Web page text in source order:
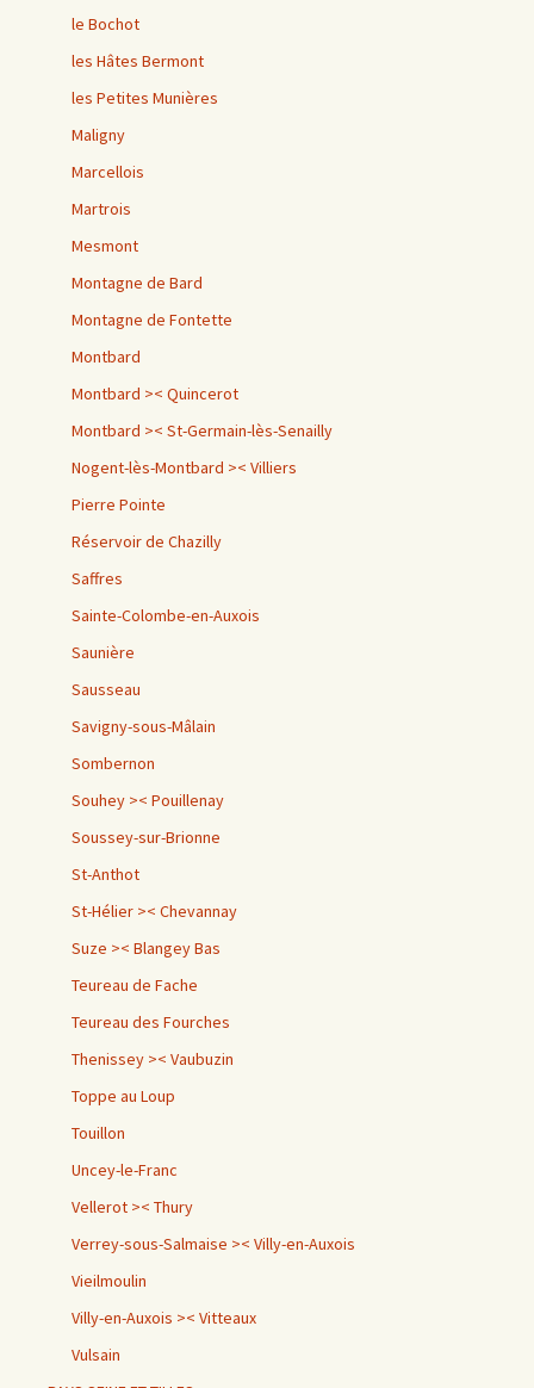
le Bochot
les Hâtes Bermont
les Petites Munières
Maligny
Marcellois
Martrois
Mesmont
Montagne de Bard
Montagne de Fontette
Montbard
Montbard >< Quincerot
Montbard >< St-Germain-lès-Senailly
Nogent-lès-Montbard >< Villiers
Pierre Pointe
Réservoir de Chazilly
Saffres
Sainte-Colombe-en-Auxois
Saunière
Sausseau
Savigny-sous-Mâlain
Sombernon
Souhey >< Pouillenay
Soussey-sur-Brionne
St-Anthot
St-Hélier >< Chevannay
Suze >< Blangey Bas
Teureau de Fache
Teureau des Fourches
Thenissey >< Vaubuzin
Toppe au Loup
Touillon
Uncey-le-Franc
Vellerot >< Thury
Verrey-sous-Salmaise >< Villy-en-Auxois
Vieilmoulin
Villy-en-Auxois >< Vitteaux
Vulsain